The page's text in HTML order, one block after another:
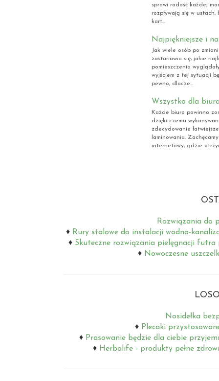
sprawi radość każdej
rozpływają się w
kart...
Najpiękniejsze i
Jak wiele osób po
zastanawia się, jakie
pomieszczenia
wyjściem z tej sytuacji
pewno, dlacze...
Wszystko dla
Każde biuro powinno
dzięki czemu
zdecydowanie
laminowania.
internetowy, gdzie
Rozwiązania do
Rury stalowe do instalacji wodno-
Skuteczne rozwiązania pielęgnacji futra
Nowoczesne
Nosidełka
Plecaki
Prasowanie będzie dla ciebie
Herbalife - produkty pełne